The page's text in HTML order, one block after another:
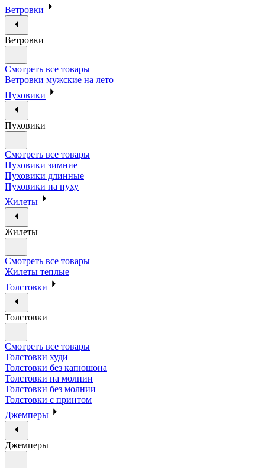
Ветровки
Ветровки
Смотреть все товары
Ветровки мужские на лето
Пуховики
Пуховики
Смотреть все товары
Пуховики зимние
Пуховики длинные
Пуховики на пуху
Жилеты
Жилеты
Смотреть все товары
Жилеты теплые
Толстовки
Толстовки
Смотреть все товары
Толстовки худи
Толстовки без капюшона
Толстовки на молнии
Толстовки без молнии
Толстовки с принтом
Джемперы
Джемперы